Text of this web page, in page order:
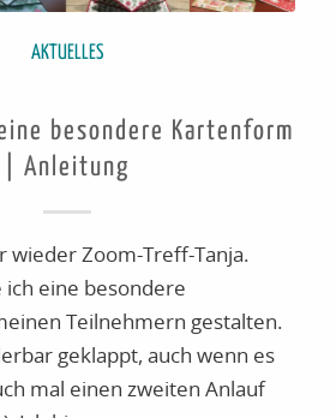
AKTUELLES
besondere Kartenform
| Anleitung
wieder Zoom-Treff-Tanja.
ich eine besondere
Teilnehmern gestalten.
geklappt, auch wenn es
mal einen zweiten Anlauf